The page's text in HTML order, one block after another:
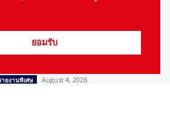
ภาษณ์ประธานไทยฮอนด้าคนใหม่กับ
ายงานพิเศษ August 4, 2026
ยอมรับ